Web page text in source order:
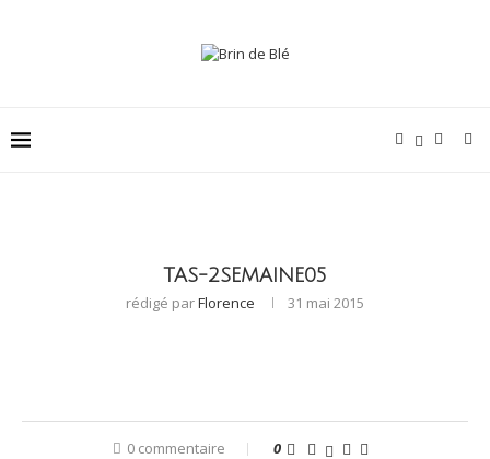
TAS-2SEMAINE05
rédigé parFlorence 31 mai 2015
0 commentaire 0